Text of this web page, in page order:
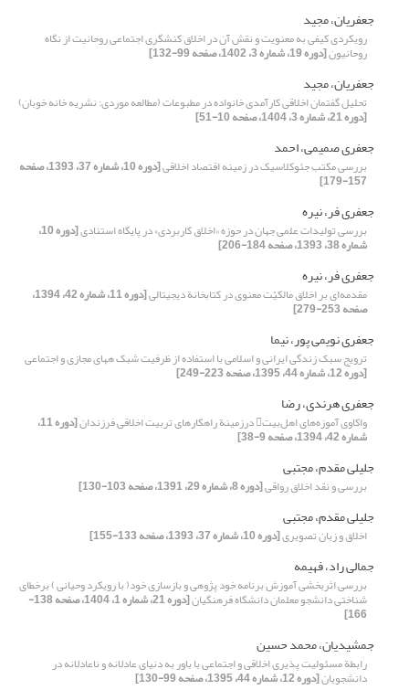
جعفریان، مجید
رویکردی کیفی به معنویت و نقش آن در اخلاق کنشگری اجتماعی روحانیت از نگاه
روحانیون[دوره 19، شماره 3، 1402، صفحه 99-132]
جعفریان، مجید
تحلیل گفتمان اخلاقی کارآمدی خانواده در مطبوعات (مطالعه موردی: نشریه خانه خوبان)
[دوره 21، شماره 3، 1404، صفحه 10-51]
جعفری صمیمی، احمد
بررسی مکتب جئوکلاسیک در زمینه اقتصاد اخلاقی [دوره 10، شماره 37، 1393، صفحه
157-179]
جعفری فر، نیره
بررسی تولیدات علمی جهان در حوزه «اخلاق کاربردی» در پایگاه استنادی [دوره 10،
شماره 38، 1393، صفحه 184-206]
جعفری فر، نیره
مقدمه‌ای بر اخلاق مالکیّت معنوی در کتابخانة دیجیتالی [دوره 11، شماره 42، 1394،
صفحه 253-279]
جعفری نویمی پور، نیما
ترویج سبک زندگی ایرانی و اسلامی با استفاده از ظرفیت شبک ههای مجازی و اجتماعی
[دوره 12، شماره 44، 1395، صفحه 223-249]
جعفری هرندی، رضا
واکاوی آموزه‌های اهل‌بیت در‌زمینة راهکارهای تربیت اخلاقی فرزندان [دوره 11،
شماره 42، 1394، صفحه 9-38]
جلیلی مقدم، مجتبی
بررسی و نقد اخلاق رواقی[دوره 8، شماره 29، 1391، صفحه 103-130]
جلیلی مقدم، مجتبی
اخلاق و زبان تصویری[دوره 10، شماره 37، 1393، صفحه 133-155]
جمالی راد، فهیمه
بررسی اثربخشی آموزش برنامه خود پژوهی و بازسازی خود( با رویکرد وحیانی ) برخطای
شناختی دانشجو معلمان دانشگاه فرهنگیان [دوره 21، شماره 1، 1404، صفحه 138-
166]
جمشیدیان، محمد حسین
رابطة مسئولیت پذیری اخلاقی و اجتماعی با باور به دنیای عادلانه و ناعادلانه در
دانشجویان[دوره 12، شماره 44، 1395، صفحه 99-130]